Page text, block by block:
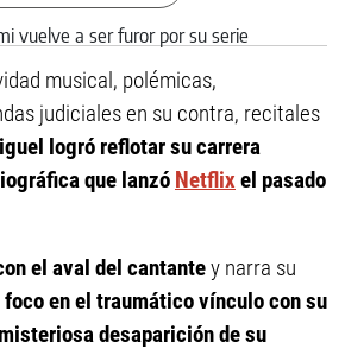
musical, polémicas,
judiciales en su contra, recitales
logró reflotar su carrera
que lanzó Netflixel pasado
el aval del cantantey narra su
foco en el traumático vínculo con su
desaparición de su